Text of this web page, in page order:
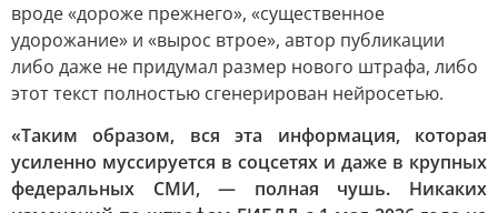
вроде «дороже прежнего», «существенное
удорожание» и «вырос втрое», автор публикации
либо даже не придумал размер нового штрафа, либо
этот текст полностью сгенерирован нейросетью.
«Таким образом, вся эта информация, которая
усиленно муссируется в соцсетях и даже в крупных
федеральных СМИ, — полная чушь. Никаких